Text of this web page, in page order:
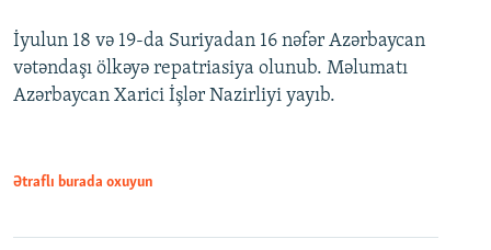
İyulun 18 və 19-da Suriyadan 16 nəfər Azərbaycan
vətəndaşı ölkəyə repatriasiya olunub. Məlumatı
Azərbaycan Xarici İşlər Nazirliyi yayıb.
Ətraflı burada oxuyun